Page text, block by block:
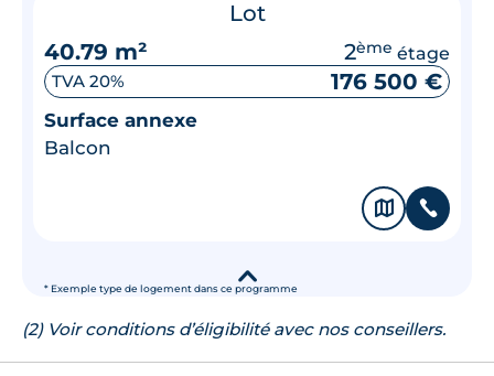
* Exemple type de logement dans ce programme
Lot
40.79 m²
2ème étage
TVA 20% 176 500 €
Surface annexe
Balcon
🗞 📞
▾
(2) Voir conditions d’éligibilité avec nos conseillers.